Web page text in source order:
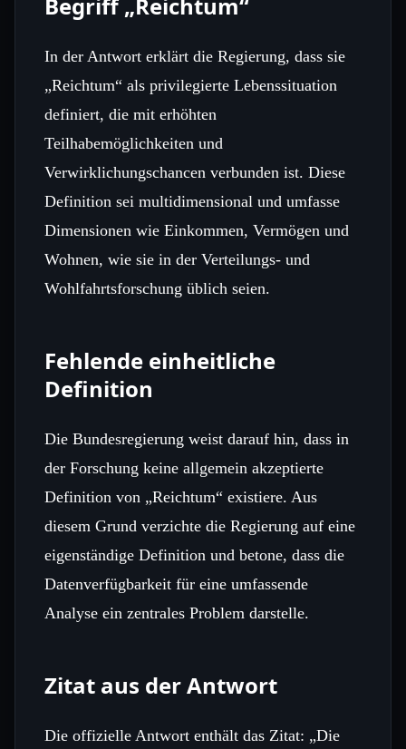
In der Antwort erklärt die Regierung, dass sie
„Reichtum“ als privilegierte Lebenssituation
definiert, die mit erhöhten
Teilhabemöglichkeiten und
Verwirklichungschancen verbunden ist. Diese
Definition sei multidimensional und umfasse
Dimensionen wie Einkommen, Vermögen und
Wohnen, wie sie in der Verteilungs‑ und
Wohlfahrtsforschung üblich seien.
Fehlende einheitliche
Definition
Die Bundesregierung weist darauf hin, dass in
der Forschung keine allgemein akzeptierte
Definition von „Reichtum“ existiere. Aus
diesem Grund verzichte die Regierung auf eine
eigenständige Definition und betone, dass die
Datenverfügbarkeit für eine umfassende
Analyse ein zentrales Problem darstelle.
Zitat aus der Antwort
Die offizielle Antwort enthält das Zitat: „Die